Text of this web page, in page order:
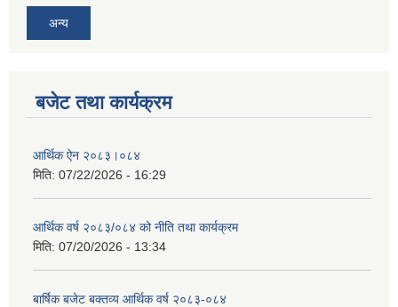
अन्य
बजेट तथा कार्यक्रम
आर्थिक ऐन २०८३।०८४
मिति: 07/22/2026 - 16:29
आर्थिक वर्ष २०८३/०८४ को नीति तथा कार्यक्रम
मिति: 07/20/2026 - 13:34
बार्षिक बजेट बक्तव्य आर्थिक वर्ष २०८३-०८४